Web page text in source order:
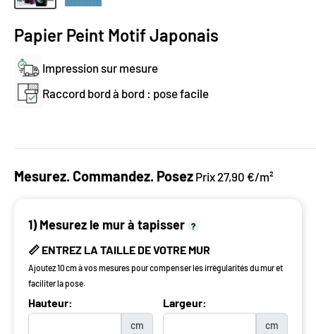
Papier Peint Motif Japonais
Impression sur mesure
Raccord bord à bord : pose facile
Mesurez. Commandez. Posez Prix 27,90 €/m²
1) Mesurez le mur à tapisser ?
📏 ENTREZ LA TAILLE DE VOTRE MUR
Ajoutez 10 cm à vos mesures pour compenser les irrégularités du mur et
faciliter la pose.
Hauteur:
cm
Largeur:
cm